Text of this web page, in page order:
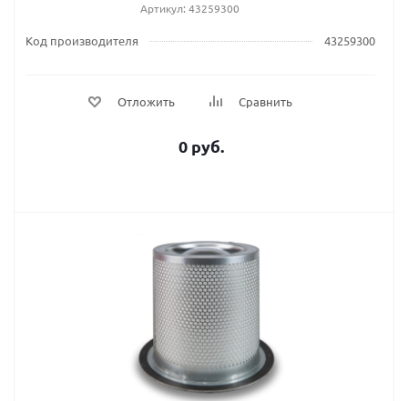
Артикул: 43259300
Код производителя 43259300
Отложить Сравнить
0 руб.